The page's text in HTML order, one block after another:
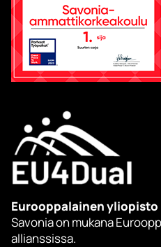
Eurooppalainen yliopisto
Savonia on mukana
allianssissa.